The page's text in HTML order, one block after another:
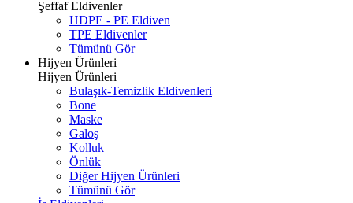
Şeffaf Eldivenler
HDPE - PE Eldiven
TPE Eldivenler
Tümünü Gör
Hijyen Ürünleri
Hijyen Ürünleri
Bulaşık-Temizlik Eldivenleri
Bone
Maske
Galoş
Kolluk
Önlük
Diğer Hijyen Ürünleri
Tümünü Gör